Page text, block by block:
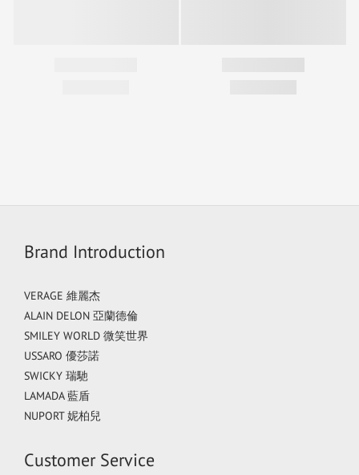
Brand Introduction
VERAGE 維麗杰
ALAIN DELON 亞蘭德倫
SMILEY WORLD 微笑世界
USSARO 優莎諾
SWICKY 瑞馳
LAMADA 藍盾
NUPORT 妮柏兒
Customer Service